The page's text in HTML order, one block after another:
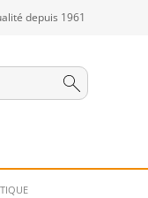
depuis 1961